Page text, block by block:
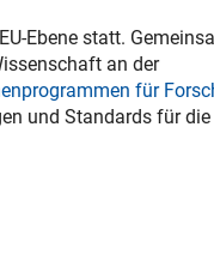
Ebene statt.
an der
für
und Standards für die